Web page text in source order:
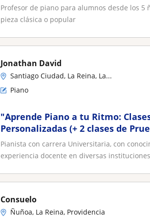
Profesor de piano para alumnos desde los
pieza clásica o popular
Jonathan David
Santiago Ciudad, La Reina, La...
Piano
​"Aprende Piano a tu Ritmo:
Personalizadas (+ 2 clases de
Pianista con carrera Universitaria, con
experiencia docente en diversas
Consuelo
Ñuñoa, La Reina, Providencia